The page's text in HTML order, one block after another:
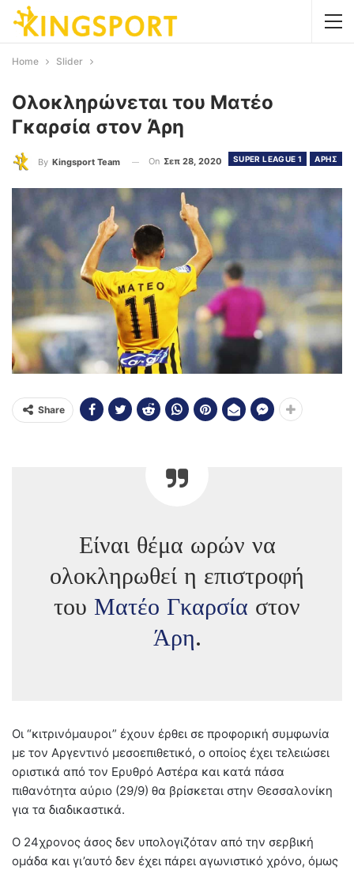
Home Slider
Ολοκληρώνεται του Ματέο
Γκαρσία στον Άρη
SUPER LEAGUE 1 ΑΡΗΣ
By Kingsport Team On Σεπ 28, 2020
Share
Είναι θέμα ωρών να
ολοκληρωθεί η επιστροφή
του Ματέο Γκαρσία στον
Άρη.
Οι “κιτρινόμαυροι” έχουν έρθει σε προφορική συμφωνία
με τον Αργεντινό μεσοεπιθετικό, ο οποίος έχει τελειώσει
οριστικά από τον Ερυθρό Αστέρα και κατά πάσα
πιθανότητα αύριο (29/9) θα βρίσκεται στην Θεσσαλονίκη
για τα διαδικαστικά.
Ο 24χρονος άσος δεν υπολογιζόταν από την σερβική
ομάδα και γι’αυτό δεν έχει πάρει αγωνιστικό χρόνο, όμως